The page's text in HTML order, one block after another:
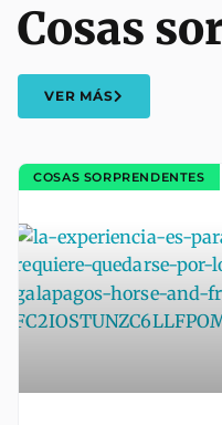
Cosas
VER MÁS
COSAS SORPRENDENTES